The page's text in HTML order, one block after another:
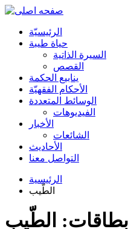
الرئیسیّة
حياة طيبة
السيرة الذاتية
القصص
ينابيع الحكمة
الأحکام الفقهیّة
الوسائط المتعددة
الفیدیوهات
الأخبار
الشائعات
الأحادیث
التواصل معنا
الرئيسية
الطّيب
بطاقات: الطّيب